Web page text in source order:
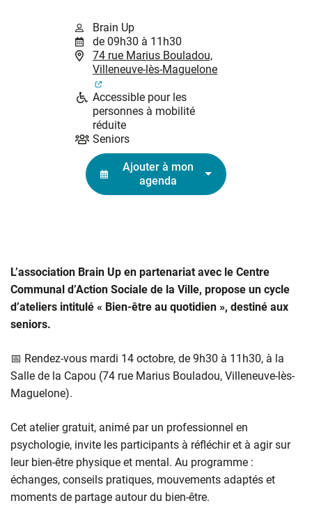
Brain Up
de 09h30 à 11h30
74 rue Marius Bouladou,
Villeneuve-lès-Maguelone
(ouverture dans un nouvel onglet)
Accessible pour les
personnes à mobilité
réduite
Seniors
Ajouter à mon
agenda
L’association Brain Up en partenariat avec le Centre
Communal d’Action Sociale de la Ville, propose un cycle
d’ateliers intitulé « Bien-être au quotidien », destiné aux
seniors.
📅 Rendez-vous mardi 14 octobre, de 9h30 à 11h30, à la
Salle de la Capou (74 rue Marius Bouladou, Villeneuve-lès-
Maguelone).
Cet atelier gratuit, animé par un professionnel en
psychologie, invite les participants à réfléchir et à agir sur
leur bien-être physique et mental. Au programme :
échanges, conseils pratiques, mouvements adaptés et
moments de partage autour du bien-être.